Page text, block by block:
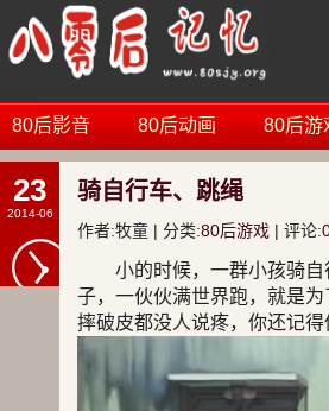
80后影音 80后动画 80后游
23
2014-06
骑自行车、跳绳
作者:牧童 | 分类:80后游戏 | 评论:
小的时候，一群小孩骑
子，一伙伙满世界跑，就是
摔破皮都没人说疼，你还记